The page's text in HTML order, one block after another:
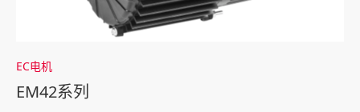
EC电机
EM42系列